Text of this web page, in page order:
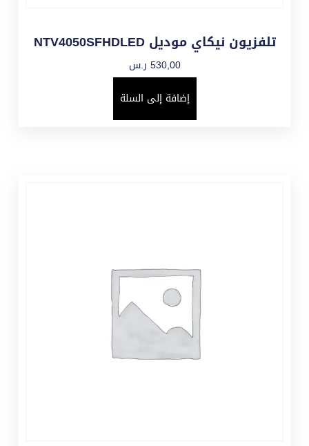
تلفزيون نيكاي موديل NTV4050SFHDLED
530,00 ر.س
إضافة إلى السلة